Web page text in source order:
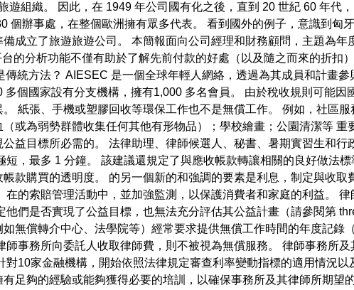
遊組織。 因此，在 1949 年公司國有化之後，直到 20 世紀 60 年代
個辦事處，在整個歐洲擁有眾多代表。 看到國外的例子，意識到匈
成立了旅遊旅遊公司。 本簡報面向公司經理和財務顧問，主題為年
的分析功能不僅有助於了解先前付款的好處（以及隨之而來的折扣
傳統方法？ AIESEC 是一個全球年輕人網絡，透過為其成員和計畫
個國家設有分支機構，擁有1,000 多名會員。 由於稅收規則可能因
紙張、手機或塑膠回收等環保工作也不是無償工作。 例如，社區
（或為弱勢群體收集任何其他有形物品）；學校繪畫；公園清潔等
益目標所必需的。 法律助理、律師候選人、秘書、暑期實習生和
，最多 1 分鐘。 該建議還規定了與應收帳款轉讓相關的良好做法
款購買的透明度。 的另一個新的和強調的要素是利息，制定與收
的索賠管理活動中，並加強監測，以保護消費者和家庭的利益。
們是否實現了公益目標，也無法充分評估其公益計畫（請參閱第
無償轉介中心、法學院等）經常要求提供無償工作時間的年度記錄
事務所向委託人收取律師費，則不被視為無償服務。 律師事務所
10家金融機構，開始依照法律規定審查利率變動指標的適用情況
足夠的經驗或能夠獲得必要的培訓，以確保事務所及其律師所期望